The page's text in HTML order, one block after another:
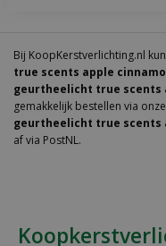
Bij KoopKerstverlichting.nl
true scents apple
geurtheelicht true scents
gemakkelijk bestellen via
geurtheelicht true scents
af via PostNL.